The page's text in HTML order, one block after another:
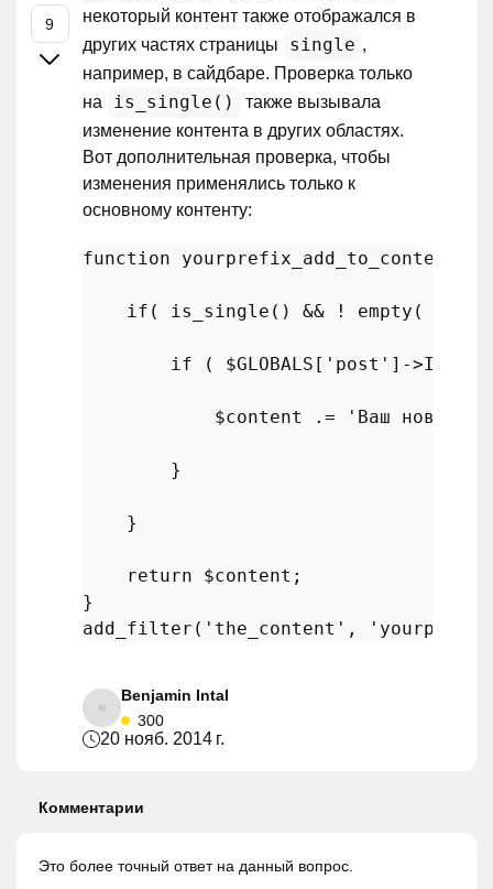
некоторый контент также отображался в
других частях страницы
single ,
например, в сайдбаре. Проверка только
на
is_single()
также вызывала
изменение контента в других областях.
Вот дополнительная проверка, чтобы
изменения применялись только к
основному контенту:
function yourprefix_add_to_content
if ( is_single () && ! empty (
if ( $GLOBALS [ 'post' ]->ID ==
$content .= 'Ваш новый
        }
    }
return $content ;
add_filter ( 'the_content' ,
Benjamin Intal
300
20 нояб. 2014 г.
Комментарии
Это более точный ответ на данный вопрос.